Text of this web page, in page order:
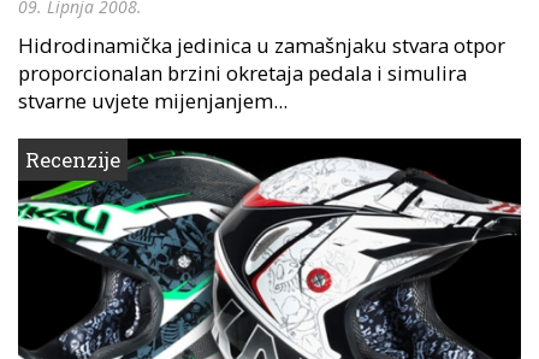
09. Lipnja 2008.
Hidrodinamička jedinica u zamašnjaku stvara otpor
proporcionalan brzini okretaja pedala i simulira
stvarne uvjete mijenjanjem...
Recenzije